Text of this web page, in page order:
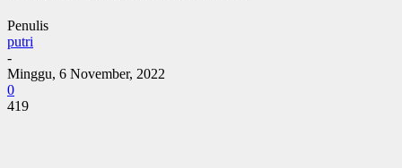
Penulis
putri
-
Minggu, 6 November, 2022
0
419